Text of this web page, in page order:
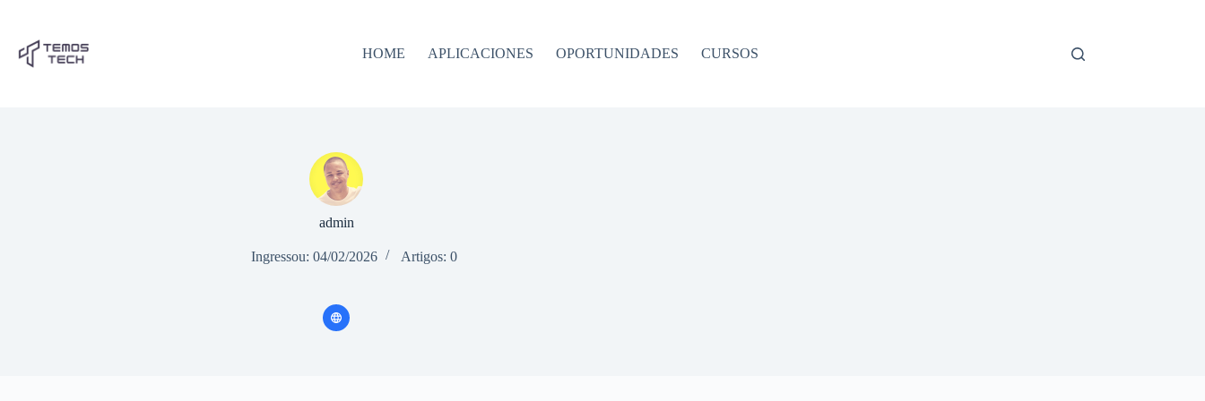
conteúdo
HOME APLICACIONES OPORTUNIDADES CURSOS
admin
Ingressou: 04/02/2026 Artigos: 0